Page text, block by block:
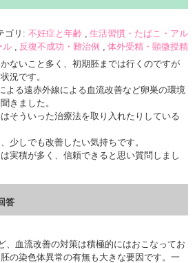
ゴリ: 不妊症と年齢
生活習慣・たばこ・アル
ル
反復不成功・難治例 体外受精・顕微授精
ないこと多く、初期胚までは行くのですが
況です。
よる遠赤外線による血流改善など卵巣の環境
きました。
そういった治療法を取り入れたりしている
少しでも改善したい気持ちです。
実積が多く、信頼できると思い質問しまし
答
、血流改善の対策は積極的にはおこなってお
の染色体異常の有無も大きな要因です。一